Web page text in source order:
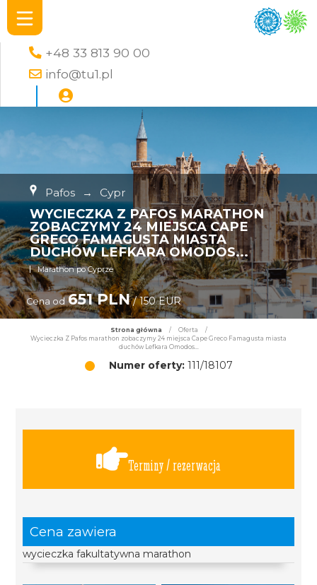
+48 33 813 90 00
info@tu1.pl
Pafos → Cypr
WYCIECZKA Z PAFOS MARATHON
ZOBACZYMY 24 MIEJSCA CAPE
GRECO FAMAGUSTA MIASTA
DUCHÓW LEFKARA OMODOS...
Marathon po Cyprze
Cena od 651 PLN/ 150 EUR
Strona główna / Oferta
/
Wycieczka Z Pafos marathon zobaczymy 24 miejsca Cape Greco Famagusta miasta
duchów Lefkara Omodos...
Numer oferty:111/18107
Terminy / rezerwacja
Cena zawiera
wycieczka fakultatywna marathon